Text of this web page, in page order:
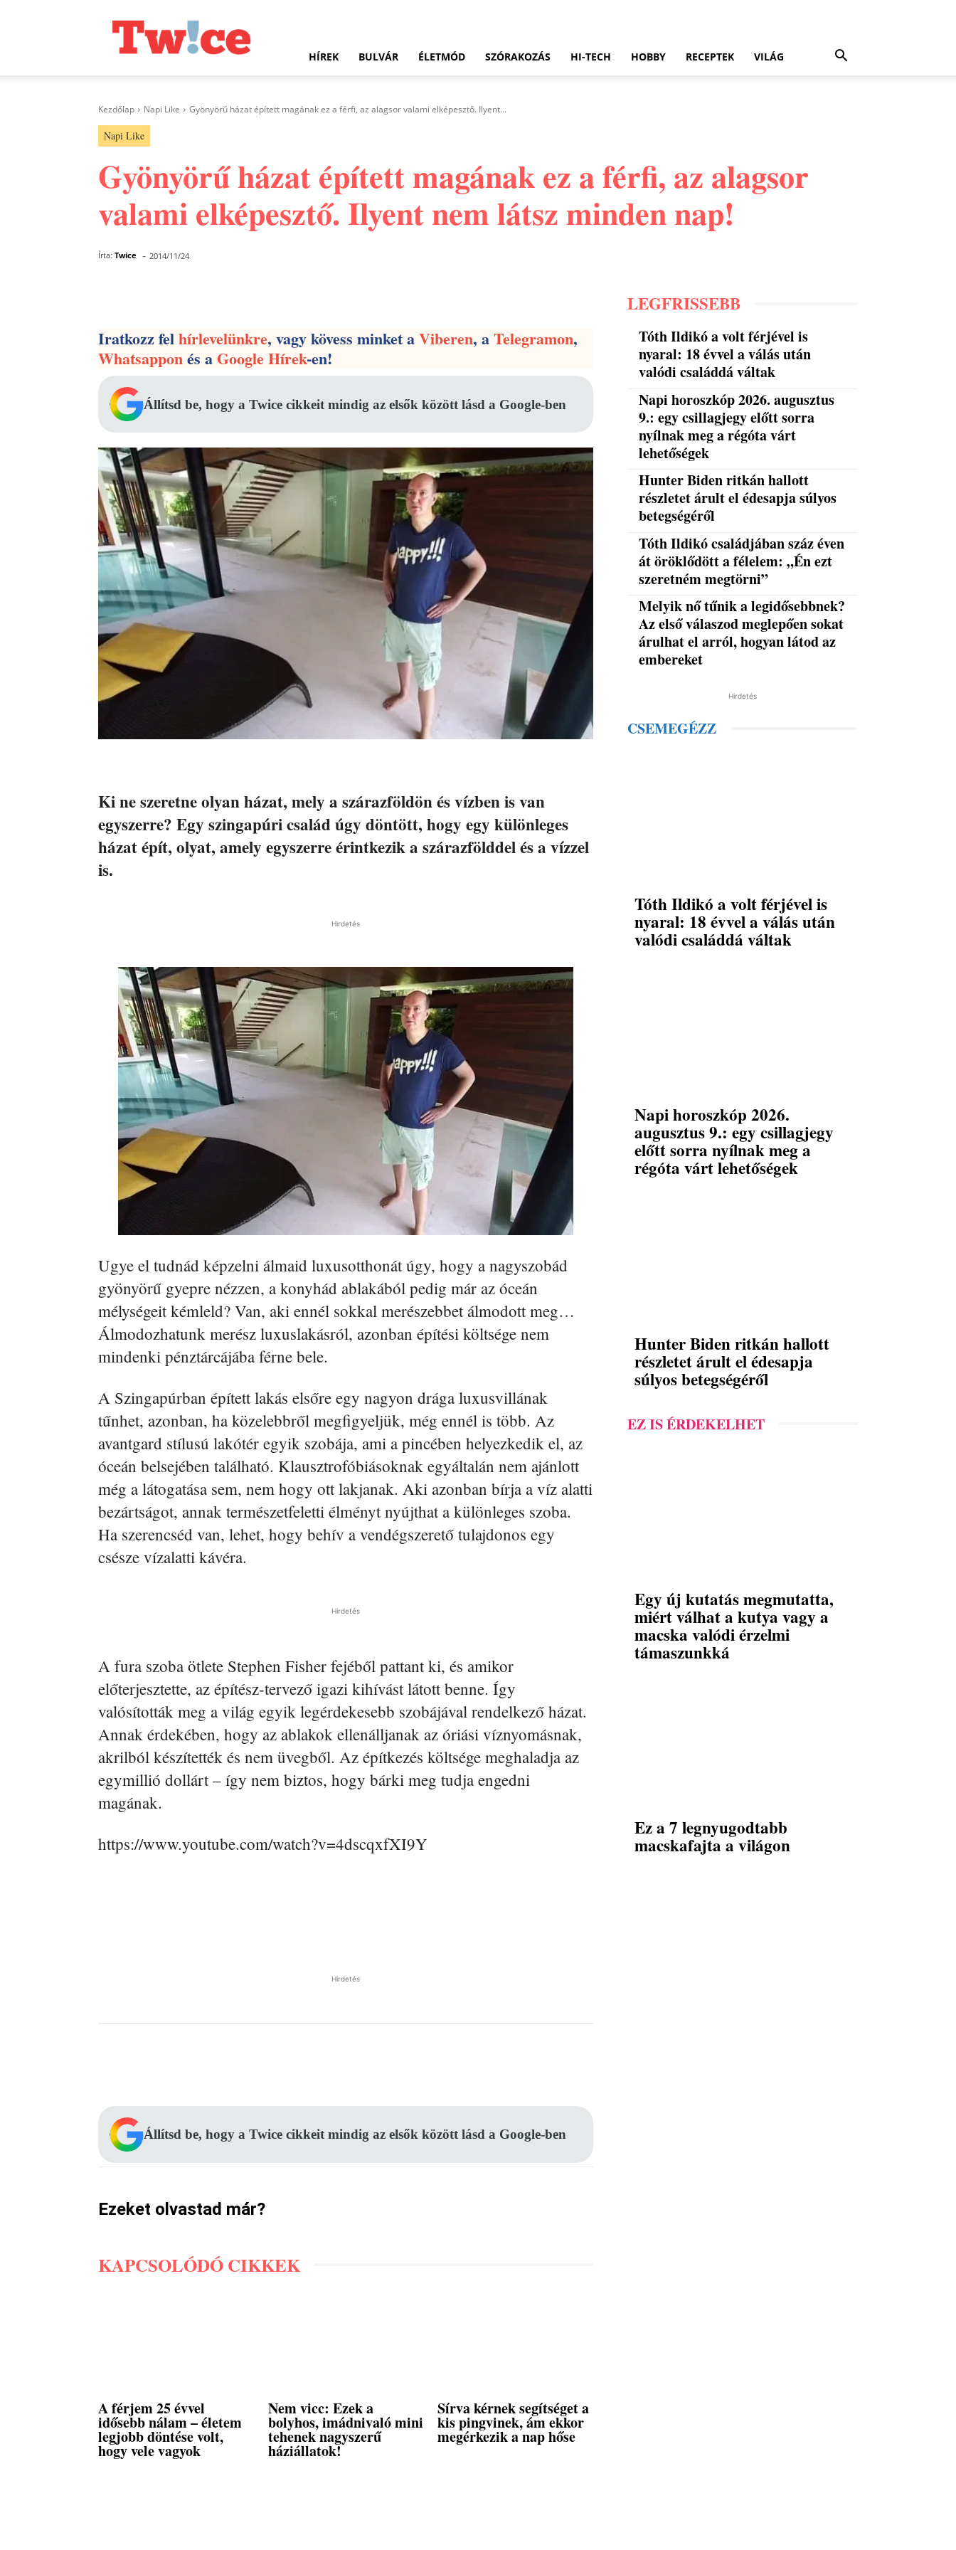
HÍREK BULVÁR ÉLETMÓD SZÓRAKOZÁS HI-TECH HOBBY RECEPTEK VILÁG
Kezdőlap Napi Like Gyönyörű házat épített magának ez a férfi, az alagsor valami elképesztő. Ilyent...
Napi Like
Gyönyörű házat épített magának ez a férfi, az alagsor
valami elképesztő. Ilyent nem látsz minden nap!
Írta: Twice - 2014/11/24
Iratkozz felhírlevelünkre, vagy kövess minket aViberen, aTelegramon,
Whatsapponés aGoogle Hírek-en!
Állítsd be, hogy a Twice cikkeit mindig az elsők között lásd a Google-ben
Ki ne szeretne olyan házat, mely a szárazföldön és vízben is van
egyszerre? Egy szingapúri család úgy döntött, hogy egy különleges
házat épít, olyat, amely egyszerre érintkezik a szárazfölddel és a vízzel
is.
Hirdetés
Ugye el tudnád képzelni álmaid luxusotthonát úgy, hogy a nagyszobád
gyönyörű gyepre nézzen, a konyhád ablakából pedig már az óceán
mélységeit kémleld? Van, aki ennél sokkal merészebbet álmodott meg…
Álmodozhatunk merész luxuslakásról, azonban építési költsége nem
mindenki pénztárcájába férne bele.
A Szingapúrban épített lakás elsőre egy nagyon drága luxusvillának
tűnhet, azonban, ha közelebbről megfigyeljük, még ennél is több. Az
avantgard stílusú lakótér egyik szobája, ami a pincében helyezkedik el, az
óceán belsejében található. Klausztrofóbiásoknak egyáltalán nem ajánlott
még a látogatása sem, nem hogy ott lakjanak. Aki azonban bírja a víz alatti
bezártságot, annak természetfeletti élményt nyújthat a különleges szoba.
Ha szerencséd van, lehet, hogy behív a vendégszerető tulajdonos egy
csésze vízalatti kávéra.
Hirdetés
A fura szoba ötlete Stephen Fisher fejéből pattant ki, és amikor
előterjesztette, az építész-tervező igazi kihívást látott benne. Így
valósították meg a világ egyik legérdekesebb szobájával rendelkező házat.
Annak érdekében, hogy az ablakok ellenálljanak az óriási víznyomásnak,
akrilból készítették és nem üvegből. Az építkezés költsége meghaladja az
egymillió dollárt – így nem biztos, hogy bárki meg tudja engedni
magának.
https://www.youtube.com/watch?v=4dscqxfXI9Y
Hirdetés
Állítsd be, hogy a Twice cikkeit mindig az elsők között lásd a Google-ben
Ezeket olvastad már?
KAPCSOLÓDÓ CIKKEK
A férjem 25 évvel
idősebb nálam – életem
legjobb döntése volt,
hogy vele vagyok
Nem vicc: Ezek a
bolyhos, imádnivaló mini
tehenek nagyszerű
háziállatok!
Sírva kérnek segítséget a
kis pingvinek, ám ekkor
megérkezik a nap hőse
LEGFRISSEBB
Tóth Ildikó a volt férjével is
nyaral: 18 évvel a válás után
valódi családdá váltak
Napi horoszkóp 2026. augusztus
9.: egy csillagjegy előtt sorra
nyílnak meg a régóta várt
lehetőségek
Hunter Biden ritkán hallott
részletet árult el édesapja súlyos
betegségéről
Tóth Ildikó családjában száz éven
át öröklődött a félelem: „Én ezt
szeretném megtörni”
Melyik nő tűnik a legidősebbnek?
Az első válaszod meglepően sokat
árulhat el arról, hogyan látod az
embereket
Hirdetés
CSEMEGÉZZ
Tóth Ildikó a volt férjével is
nyaral: 18 évvel a válás után
valódi családdá váltak
Napi horoszkóp 2026.
augusztus 9.: egy csillagjegy
előtt sorra nyílnak meg a
régóta várt lehetőségek
Hunter Biden ritkán hallott
részletet árult el édesapja
súlyos betegségéről
EZ IS ÉRDEKELHET
Egy új kutatás megmutatta,
miért válhat a kutya vagy a
macska valódi érzelmi
támaszunkká
Ez a 7 legnyugodtabb
macskafajta a világon